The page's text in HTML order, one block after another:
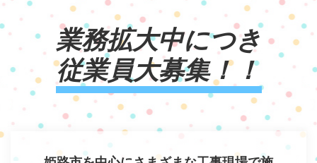
業務拡大中につき
従業員大募集！！